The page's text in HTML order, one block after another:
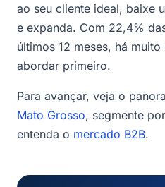
ao seu cliente ideal, baixe
e expanda. Com 22,4%
últimos 12 meses, há
abordar primeiro.
Para avançar, veja o
Mato Grosso, segmente por
entenda o mercado B2B.